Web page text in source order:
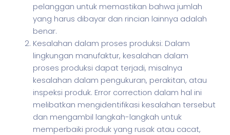
pelanggan untuk memastikan bahwa jumlah
yang harus dibayar dan rincian lainnya adalah
benar.
Kesalahan dalam proses produksi: Dalam
lingkungan manufaktur, kesalahan dalam
proses produksi dapat terjadi, misalnya
kesalahan dalam pengukuran, perakitan, atau
inspeksi produk. Error correction dalam hal ini
melibatkan mengidentifikasi kesalahan tersebut
dan mengambil langkah-langkah untuk
memperbaiki produk yang rusak atau cacat,